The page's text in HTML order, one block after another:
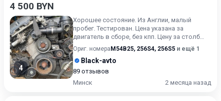
4 500 BYN
4
Хорошее состояние. Из Англии, малый
пробег. Тестирован. Цена указана за
двигатель в сборе, без кпп. Цену за столб
уточняйте.
Ориг. номера M54B25, 256S4, 256S5 и ещё 1
Black-avto
89 отзывов
Минск
2 месяца назад